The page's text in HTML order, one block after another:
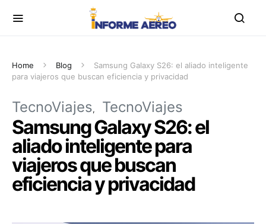
Home Blog
Samsung Galaxy S26: el aliado inteligente
para viajeros que buscan eficiencia y privacidad
TecnoViajes TecnoViajes
Samsung Galaxy S26: el
aliado inteligente para
viajeros que buscan
eficiencia y privacidad